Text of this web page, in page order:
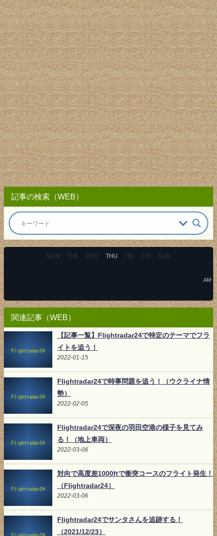
記事の検索（WEB）
MON TUE WED THU FRI SAT SUN
AM
関連記事（WEB）
【記事一覧】Flightradar24で特定のテーマでフラ
イトを追う！
2022-01-15
Flightradar24で時事問題を追う！（ウクライナ情
勢）
2022-02-05
Flightradar24で深夜の羽田空港の様子を見てみ
る！（地上車両）
2022-03-06
対向で高度差1000ftで衝突コースのフライト発生！
（Flightradar24）
2022-03-06
Flightradar24でサンタさんを追跡する！
（2021/12/23）